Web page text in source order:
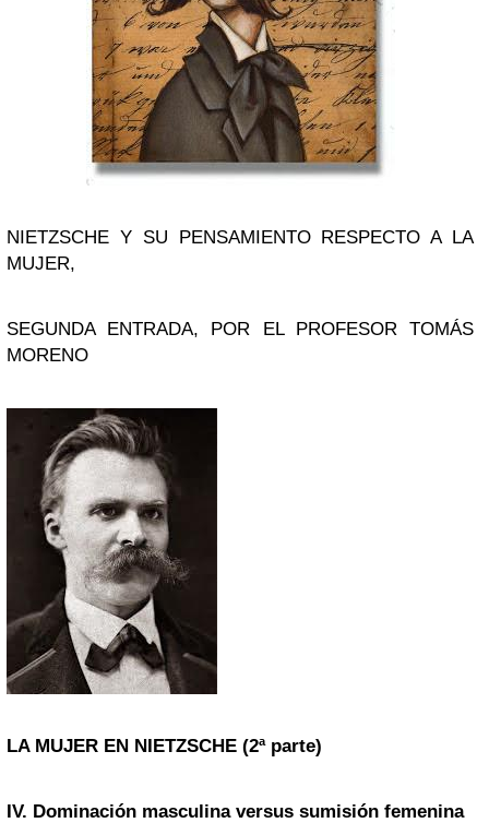
NIETZSCHE Y SU PENSAMIENTO RESPECTO A LA
MUJER,
SEGUNDA ENTRADA, POR EL PROFESOR TOMÁS
MORENO
LA MUJER EN NIETZSCHE (2ª parte)
IV. Dominación masculina versus sumisión femenina